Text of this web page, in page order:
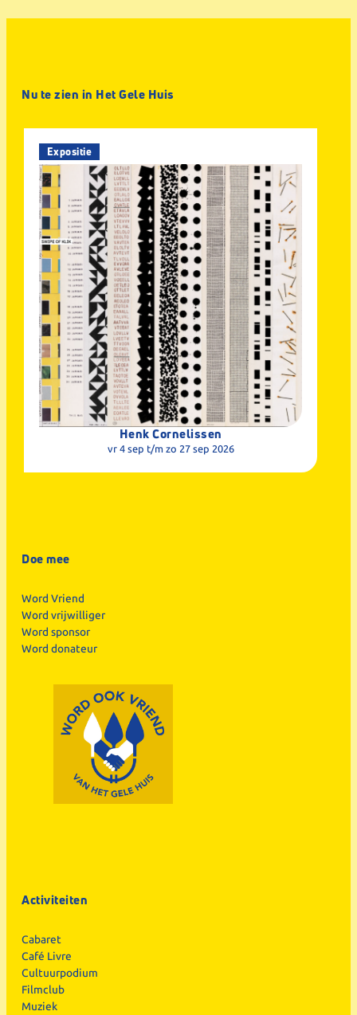
Nu te zien in Het Gele Huis
Expositie
Henk Cornelissen
vr 4 sep t/m zo 27 sep 2026
Doe mee
Word Vriend
Word vrijwilliger
Word sponsor
Word donateur
Activiteiten
Cabaret
Café Livre
Cultuurpodium
Filmclub
Muziek